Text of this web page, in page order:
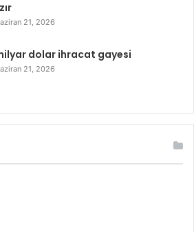
21, 2026
dolar ihracat gayesi
21, 2026